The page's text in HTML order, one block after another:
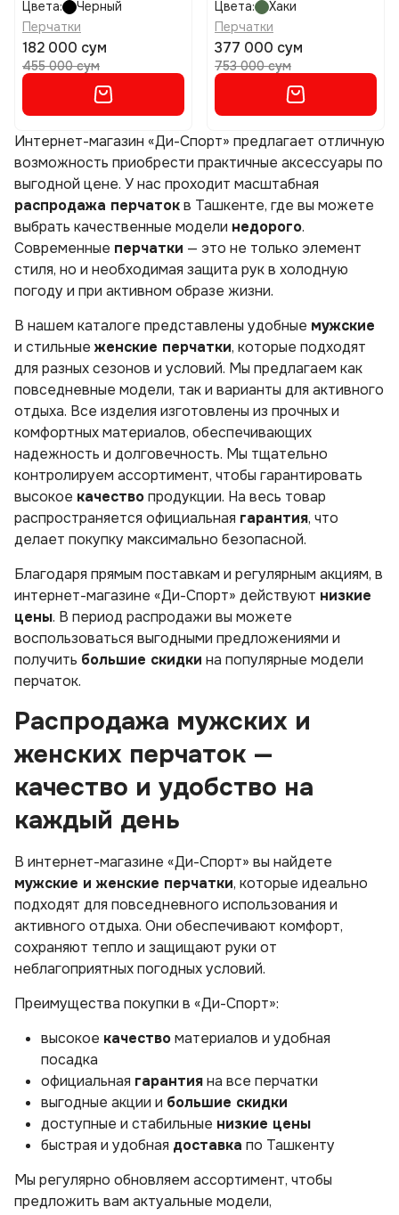
Цвета:
Черный
Перчатки
182 000 сум
455 000 сум
Цвета:
Хаки
Перчатки
377 000 сум
753 000 сум
Интернет-магазин «Ди-Спорт» предлагает отличную
возможность приобрести практичные аксессуары по
выгодной цене. У нас проходит масштабная
распродажа перчатокв Ташкенте, где вы можете
выбрать качественные модели недорого.
Современные перчатки — это не только элемент
стиля, но и необходимая защита рук в холодную
погоду и при активном образе жизни.
В нашем каталоге представлены удобные мужские
и стильные женские перчатки, которые подходят
для разных сезонов и условий. Мы предлагаем как
повседневные модели, так и варианты для активного
отдыха. Все изделия изготовлены из прочных и
комфортных материалов, обеспечивающих
надежность и долговечность. Мы тщательно
контролируем ассортимент, чтобы гарантировать
высокое качествопродукции. На весь товар
распространяется официальная гарантия, что
делает покупку максимально безопасной.
Благодаря прямым поставкам и регулярным акциям, в
интернет-магазине «Ди-Спорт» действуют низкие
цены. В период распродажи вы можете
воспользоваться выгодными предложениями и
получить большие скидки на популярные модели
перчаток.
Распродажа мужских и
женских перчаток —
качество и удобство на
каждый день
В интернет-магазине «Ди-Спорт» вы найдете
мужские и женские перчатки, которые идеально
подходят для повседневного использования и
активного отдыха. Они обеспечивают комфорт,
сохраняют тепло и защищают руки от
неблагоприятных погодных условий.
Преимущества покупки в «Ди-Спорт»:
высокое качествоматериалов и удобная
посадка
официальная гарантияна все перчатки
выгодные акции и большие скидки
доступные и стабильные низкие цены
быстрая и удобная доставка по Ташкенту
Мы регулярно обновляем ассортимент, чтобы
предложить вам актуальные модели,